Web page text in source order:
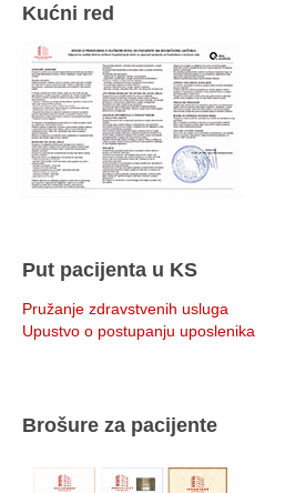
Kućni red
Put pacijenta u KS
Pružanje zdravstvenih usluga
Upustvo o postupanju uposlenika
Brošure za pacijente